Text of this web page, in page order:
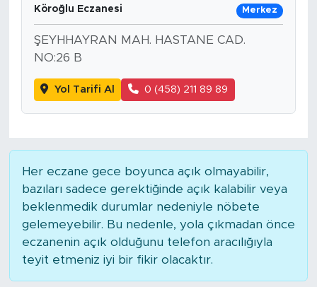
Köroğlu Eczanesi Merkez
ŞEYHHAYRAN MAH. HASTANE CAD.
NO:26 B
Yol Tarifi Al 0 (458) 211 89 89
Her eczane gece boyunca açık olmayabilir,
bazıları sadece gerektiğinde açık kalabilir veya
beklenmedik durumlar nedeniyle nöbete
gelemeyebilir. Bu nedenle, yola çıkmadan önce
eczanenin açık olduğunu telefon aracılığıyla
teyit etmeniz iyi bir fikir olacaktır.
Teknoloji
Magazin
Dünya